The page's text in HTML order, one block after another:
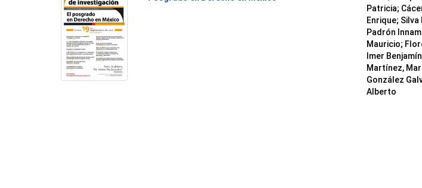
Patricia;
Enrique; Silva
Padrón
Mauricio;
Imer Benjamín
Martínez,
González
Alberto